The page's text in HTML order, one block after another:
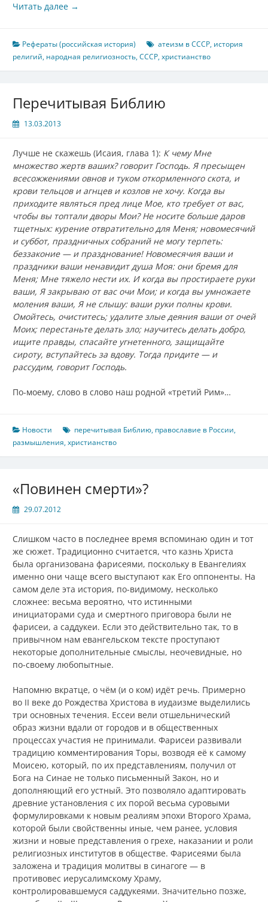
Читать далее →
Рефераты (российская история) атеизм в СССР, история
религий, народная религиозность,СССР,христианство
Перечитывая Библию
13.03.2013
Лучше не скажешь (Исаия, глава 1): К чему Мне
множество жертв ваших? говорит Господь. Я пресыщен
всесожжениями овнов и туком откормленного скота, и
крови тельцов и агнцев и козлов не хочу. Когда вы
приходите являться пред лице Мое, кто требует от вас,
чтобы вы топтали дворы Мои? Не носите больше даров
тщетных: курение отвратительно для Меня; новомесячий
и суббот, праздничных собраний не могу терпеть:
беззаконие — и празднование! Новомесячия ваши и
праздники ваши ненавидит душа Моя: они бремя для
Меня; Мне тяжело нести их. И когда вы простираете руки
ваши, Я закрываю от вас очи Мои; и когда вы умножаете
моления ваши, Я не слышу: ваши руки полны крови.
Омойтесь, очиститесь; удалите злые деяния ваши от очей
Моих; перестаньте делать зло; научитесь делать добро,
ищите правды, спасайте угнетенного, защищайте
сироту, вступайтесь за вдову. Тогда придите — и
рассудим, говорит Господь.
По-моему, слово в слово наш родной «третий Рим»…
Новости перечитывая Библию, православие в России,
размышления,христианство
«Повинен смерти»?
29.07.2012
Слишком часто в последнее время вспоминаю один и тот
же сюжет. Традиционно считается, что казнь Христа
была организована фарисеями, поскольку в Евангелиях
именно они чаще всего выступают как Его оппоненты. На
самом деле эта история, по-видимому, несколько
сложнее: весьма вероятно, что истинными
инициаторами суда и смертного приговора были не
фарисеи, а саддукеи. Если это действительно так, то в
привычном нам евангельском тексте проступают
некоторые дополнительные смыслы, неочевидные, но
по-своему любопытные.
Напомню вкратце, о чём (и о ком) идёт речь. Примерно
во II веке до Рождества Христова в иудаизме выделились
три основных течения. Ессеи вели отшельнический
образ жизни вдали от городов и в общественных
процессах участия не принимали. Фарисеи развивали
традицию комментирования Торы, возводя её к самому
Моисею, который, по их представлениям, получил от
Бога на Синае не только письменный Закон, но и
дополняющий его устный. Это позволяло адаптировать
древние установления с их порой весьма суровыми
формулировками к новым реалиям эпохи Второго Храма,
которой были свойственны иные, чем ранее, условия
жизни и новые представления о грехе, наказании и роли
религиозных институтов в обществе. Фарисеями была
заложена и традиция молитвы в синагоге — в
противовес иерусалимскому Храму,
контролировавшемуся саддукеями. Значительно позже,